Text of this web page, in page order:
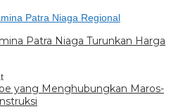
Patra Niaga Regional
Patra Niaga Turunkan Harga
yang Menghubungkan Maros-